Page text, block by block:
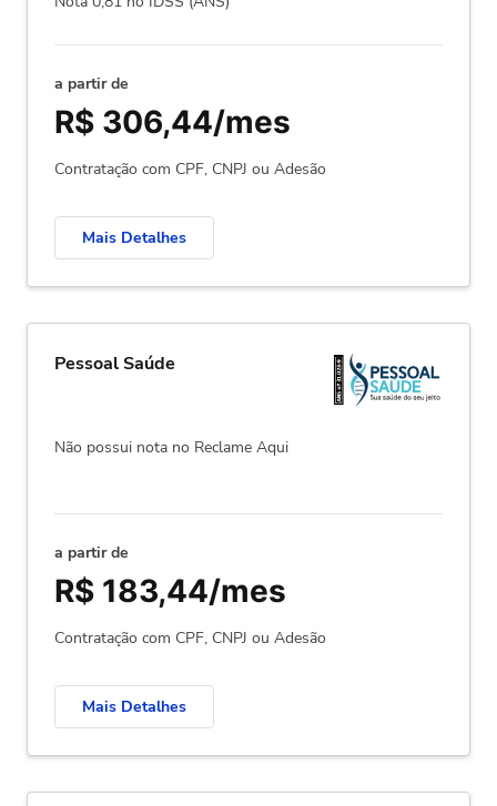
a partir de
R$ 306,44/mes
Contratação com CPF, CNPJ ou Adesão
Mais Detalhes
Pessoal Saúde
Não possui nota no Reclame Aqui
a partir de
R$ 183,44/mes
Contratação com CPF, CNPJ ou Adesão
Mais Detalhes